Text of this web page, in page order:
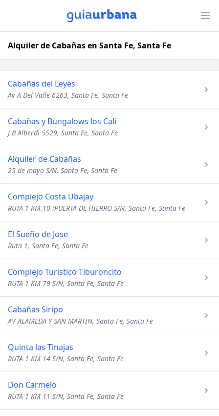
Alquiler de Cabañas en Santa Fe, Santa Fe
Cabañas del Leyes
Av A Del Valle 6263, Santa Fe, Santa Fe
Cabañas y Bungalows los Cali
J B Alberdi 5529, Santa Fe, Santa Fe
Alquiler de Cabañas
25 de mayo S/N, Santa Fe, Santa Fe
Complejo Costa Ubajay
RUTA 1 KM.10 (PUERTA DE HIERRO S/N, Santa Fe, Santa Fe
El Sueño de Jose
Ruta 1, Santa Fe, Santa Fe
Complejo Turistico Tiburoncito
RUTA 1 KM 79 S/N, Santa Fe, Santa Fe
Cabañas Siripo
AV ALAMEDA Y SAN MARTIN, Santa Fe, Santa Fe
Quinta las Tinajas
RUTA 1 KM 14 S/N, Santa Fe, Santa Fe
Don Carmelo
RUTA 1 KM 11 S/N, Santa Fe, Santa Fe